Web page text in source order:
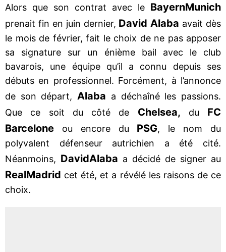
Alors que son contrat avec le BayernMunich
prenait fin en juin dernier, David Alaba avait dès
le mois de février, fait le choix de ne pas apposer
sa signature sur un énième bail avec le club
bavarois, une équipe qu’il a connu depuis ses
débuts en professionnel. Forcément, à l’annonce
de son départ, Alaba a déchaîné les passions.
Que ce soit du côté de Chelsea, du FC
Barcelone ou encore du PSG, le nom du
polyvalent défenseur autrichien a été cité.
Néanmoins, DavidAlaba a décidé de signer au
RealMadrid cet été, et a révélé les raisons de ce
choix.